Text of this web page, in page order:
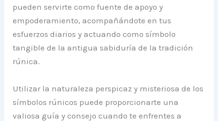
pueden servirte como fuente de apoyo y
empoderamiento, acompañándote en tus
esfuerzos diarios y actuando como símbolo
tangible de la antigua sabiduría de la tradición
rúnica.
Utilizar la naturaleza perspicaz y misteriosa de los
símbolos rúnicos puede proporcionarte una
valiosa guía y consejo cuando te enfrentes a